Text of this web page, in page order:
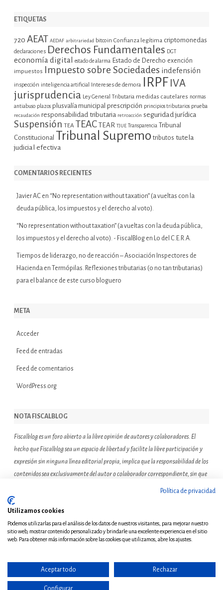
ETIQUETAS
720 AEAT AEDAF arbitrariedad bitcoin Confianza legítima criptomonedas
declaraciones Derechos Fundamentales DGT
economía digital estado de alarma Estado de Derecho exención
impuestos Impuesto sobre Sociedades indefensión
inspección inteligencia artificial Intereses de demora IRPF IVA
jurisprudencia Ley General Tributaria medidas cautelares normas
antiabuso plazos plusvalía municipal prescripción principios tributarios prueba
recaudación responsabilidad tributaria retroacción seguridad jurídica
Suspensión TEA TEAC TEAR TJUE Transparencia Tribunal
Constitucional Tribunal Supremo tributos tutela
judicial efectiva
COMENTARIOS RECIENTES
Javier AC en “No representation without taxation” (a vueltas con la
deuda pública, los impuestos y el derecho al voto).
“No representation without taxation” (a vueltas con la deuda pública,
los impuestos y el derecho al voto). - FiscalBlog en Lo del C.E.R.A.
Tiempos de liderazgo, no de reacción – Asociación Inspectores de
Hacienda en
Termópilas. Reflexiones tributarias (o no tan tributarias)
para el balance de este curso bloguero
META
Acceder
Feed de entradas
Feed de comentarios
WordPress.org
NOTA FISCALBLOG
Fiscalblog es un foro abierto a la libre opinión de autores y colaboradores. El
hecho que Fiscalblog sea un espacio de libertad y facilite la libre participación y
expresión sin ninguna línea editorial propia, implica que la responsabilidad de los
contenidos sea exclusivamente del autor o colaborador correspondiente, sin que
ello suponga que el resto de miembros de la comunidad de Fiscalblog asuman o
compartan las reflexiones u opiniones expresadas.
© Copyright 2011 - Todos
los derechos reservados
Política de privacidad
Utilizamos cookies
Podemos utilizarlas para el análisis de los datos de nuestros visitantes, para mejorar nuestro
sitio web, mostrar contenido personalizado y brindarle una excelente experiencia en el sitio
web. Para obtener más información sobre las cookies que utilizamos, abre los ajustes.
Aceptar todo Rechazar
Configurar